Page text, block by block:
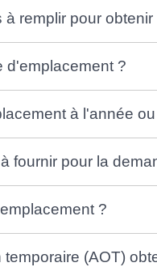
remplir pour
d'emplacement ?
à l'année
fournir pour la
?
(AOT)